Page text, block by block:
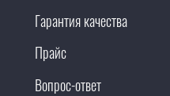
Гарантия качества
Прайс
Вопрос-ответ